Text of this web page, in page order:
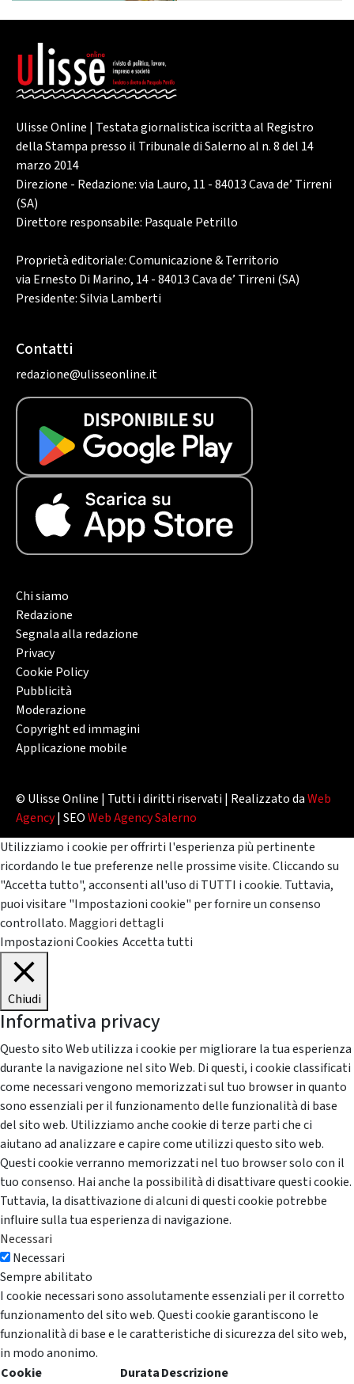
Ulisse Online | Testata giornalistica iscritta al Registro
della Stampa presso il Tribunale di Salerno al n. 8 del 14
marzo 2014
Direzione - Redazione: via Lauro, 11 - 84013 Cava de’ Tirreni
(SA)
Direttore responsabile: Pasquale Petrillo
Proprietà editoriale: Comunicazione & Territorio
via Ernesto Di Marino, 14 - 84013 Cava de’ Tirreni (SA)
Presidente: Silvia Lamberti
Contatti
redazione@ulisseonline.it
Chi siamo
Redazione
Segnala alla redazione
Privacy
Cookie Policy
Pubblicità
Moderazione
Copyright ed immagini
Applicazione mobile
© Ulisse Online | Tutti i diritti riservati | Realizzato daWeb
Agency| SEOWeb Agency Salerno
Utilizziamo i cookie per offrirti l'esperienza più pertinente
ricordando le tue preferenze nelle prossime visite. Cliccando su
"Accetta tutto", acconsenti all'uso di TUTTI i cookie. Tuttavia,
puoi visitare "Impostazioni cookie" per fornire un consenso
controllato. Maggiori dettagli
Impostazioni Cookies Accetta tutti
Chiudi
Informativa privacy
Questo sito Web utilizza i cookie per migliorare la tua esperienza
durante la navigazione nel sito Web. Di questi, i cookie classificati
come necessari vengono memorizzati sul tuo browser in quanto
sono essenziali per il funzionamento delle funzionalità di base
del sito web. Utilizziamo anche cookie di terze parti che ci
aiutano ad analizzare e capire come utilizzi questo sito web.
Questi cookie verranno memorizzati nel tuo browser solo con il
tuo consenso. Hai anche la possibilità di disattivare questi cookie.
Tuttavia, la disattivazione di alcuni di questi cookie potrebbe
influire sulla tua esperienza di navigazione.
Necessari
Necessari
Sempre abilitato
I cookie necessari sono assolutamente essenziali per il corretto
funzionamento del sito web. Questi cookie garantiscono le
funzionalità di base e le caratteristiche di sicurezza del sito web,
in modo anonimo.
Cookie
DurataDescrizione